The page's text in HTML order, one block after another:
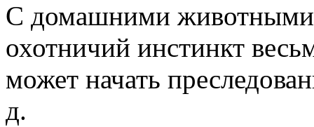
С домашними животными
охотничий инстинкт
может начать
д.